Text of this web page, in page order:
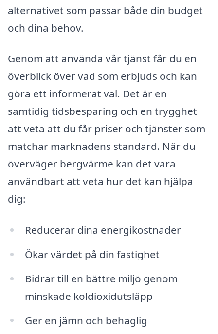
alternativet som passar både din budget
och dina behov.
Genom att använda vår tjänst får du en
överblick över vad som erbjuds och kan
göra ett informerat val. Det är en
samtidig tidsbesparing och en trygghet
att veta att du får priser och tjänster som
matchar marknadens standard. När du
överväger bergvärme kan det vara
användbart att veta hur det kan hjälpa
dig:
Reducerar dina energikostnader
Ökar värdet på din fastighet
Bidrar till en bättre miljö genom
minskade koldioxidutsläpp
Ger en jämn och behaglig